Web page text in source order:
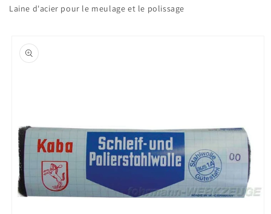
Laine d'acier pour le meulage et le polissage
informations
produits